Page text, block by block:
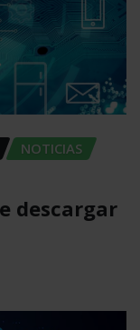
NOTICIAS
descargar